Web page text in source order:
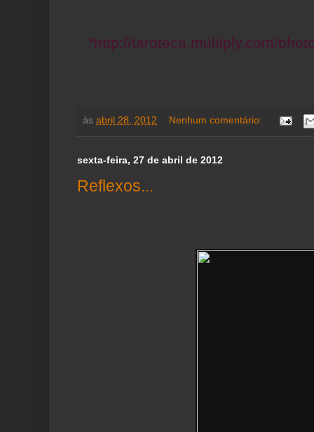
*http://taroteca.multiply.com/
às abril 28, 2012 Nenhum comentário:
sexta-feira, 27 de abril de 2012
Reflexos...